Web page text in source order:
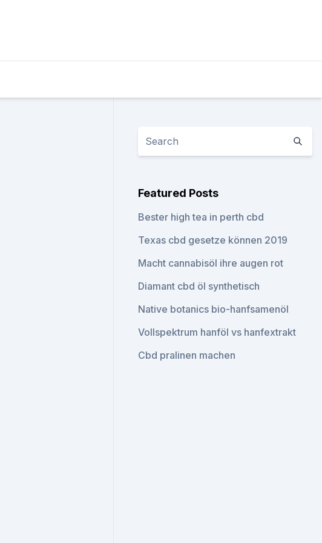
Featured Posts
Bester high tea in perth cbd
Texas cbd gesetze können 2019
Macht cannabisöl ihre augen rot
Diamant cbd öl synthetisch
Native botanics bio-hanfsamenöl
Vollspektrum hanföl vs hanfextrakt
Cbd pralinen machen